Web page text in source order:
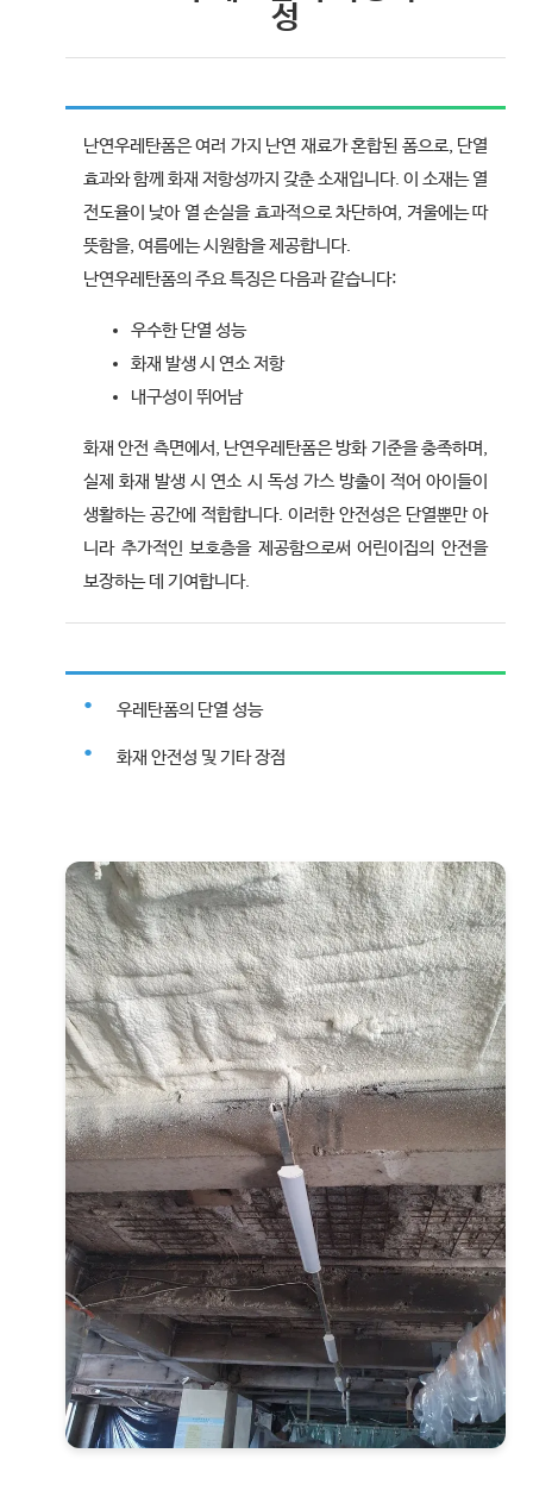
성
난연우레탄폼은 여러 가지 난연 재료가 혼합된 폼으로, 단열
효과와 함께 화재 저항성까지 갖춘 소재입니다. 이 소재는 열
전도율이 낮아 열 손실을 효과적으로 차단하여, 겨울에는 따
뜻함을, 여름에는 시원함을 제공합니다.
난연우레탄폼의 주요 특징은 다음과 같습니다:
우수한 단열 성능
화재 발생 시 연소 저항
내구성이 뛰어남
화재 안전 측면에서, 난연우레탄폼은 방화 기준을 충족하며,
실제 화재 발생 시 연소 시 독성 가스 방출이 적어 아이들이
생활하는 공간에 적합합니다. 이러한 안전성은 단열뿐만 아
니라 추가적인 보호층을 제공함으로써 어린이집의 안전을
보장하는 데 기여합니다.
우레탄폼의 단열 성능
화재 안전성 및 기타 장점